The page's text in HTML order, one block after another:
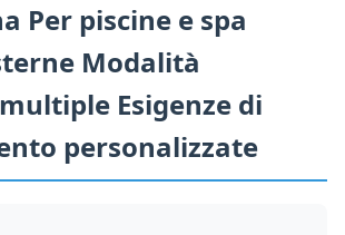
Per piscine e spa
Modalità
Esigenze di
personalizzate